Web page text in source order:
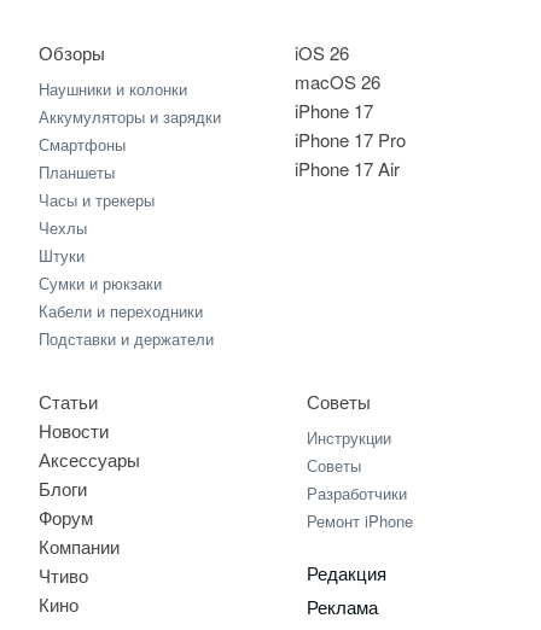
iOS 26
macOS 26
iPhone 17
iPhone 17 Pro
iPhone 17 Air
Обзоры
Наушники и колонки
Аккумуляторы и зарядки
Смартфоны
Планшеты
Часы и трекеры
Чехлы
Штуки
Сумки и рюкзаки
Кабели и переходники
Подставки и держатели
Статьи
Новости
Аксессуары
Блоги
Форум
Компании
Чтиво
Кино
Советы
Инструкции
Советы
Разработчики
Ремонт iPhone
Редакция
Реклама